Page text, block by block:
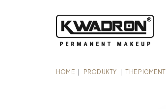
HOME PRODUKTY THE PIGMENT